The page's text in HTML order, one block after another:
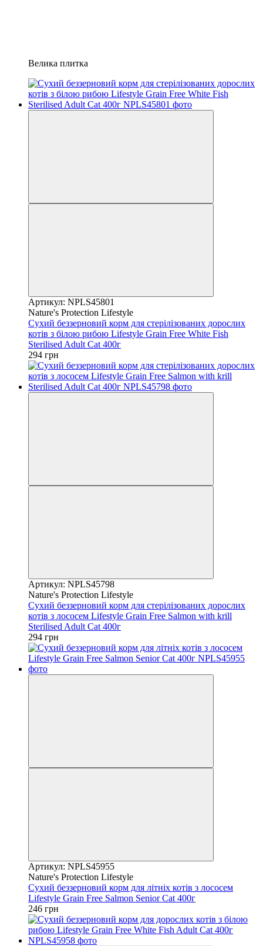
Велика плитка
Артикул: NPLS45801
Nature's Protection Lifestyle
Сухий беззерновий корм для стерілізованих дорослих
котів з білою рибою Lifestyle Grain Free White Fish
Sterilised Adult Cat 400г
294 грн
Артикул: NPLS45798
Nature's Protection Lifestyle
Сухий беззерновий корм для стерілізованих дорослих
котів з лососем Lifestyle Grain Free Salmon with krill
Sterilised Adult Cat 400г
294 грн
Артикул: NPLS45955
Nature's Protection Lifestyle
Сухий беззерновий корм для літніх котів з лососем
Lifestyle Grain Free Salmon Senior Cat 400г
246 грн